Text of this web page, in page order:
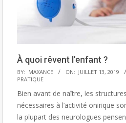
À quoi rêvent l’enfant ?
2019-
07-
13
BY: MAXANCE ON: JUILLET 13, 2019
PRATIQUE
Bien avant de naître, les
nécessaires à l’activité onirique
la plupart des neurologues